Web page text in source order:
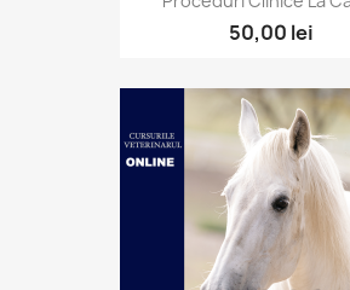
50,00 lei